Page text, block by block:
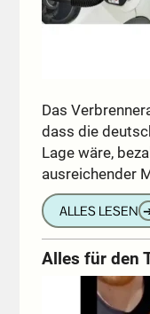
Das
dass die
Lage wäre,
ausreichender
ALLES LESEN
Alles für den